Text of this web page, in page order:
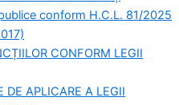
conform H.C.L. 81/2025
CONFORM LEGII
DE APLICARE A LEGII